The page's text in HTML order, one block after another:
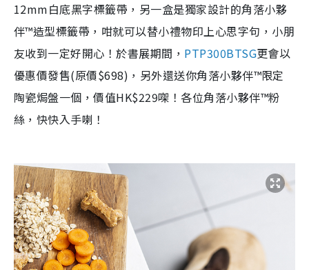
12mm白底黑字標籤帶，另一盒是獨家設計的角落小夥
伴™造型標籤帶，咁就可以替小禮物印上心思字句，小朋
友收到一定好開心！於書展期間， PTP300BTSG更會以
優惠價發售(原價$698)，另外還送你角落小夥伴™限定
陶瓷焗盤一個，價值HK$229㗎！各位角落小夥伴™粉
絲，快快入手喇！